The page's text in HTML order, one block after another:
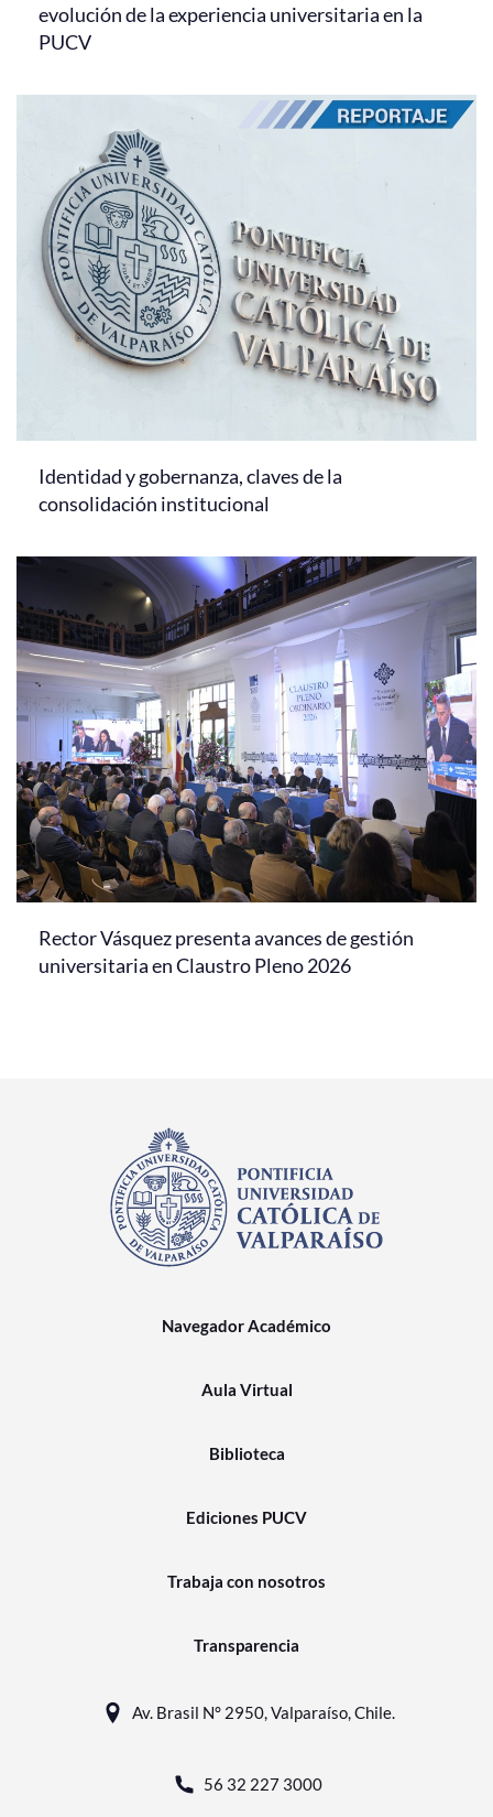
evolución de la experiencia universitaria en la
PUCV
Identidad y gobernanza, claves de la
consolidación institucional
Rector Vásquez presenta avances de gestión
universitaria en Claustro Pleno 2026
Navegador Académico
Aula Virtual
Biblioteca
Ediciones PUCV
Trabaja con nosotros
Transparencia
Av. Brasil N° 2950, Valparaíso, Chile.
56 32 227 3000